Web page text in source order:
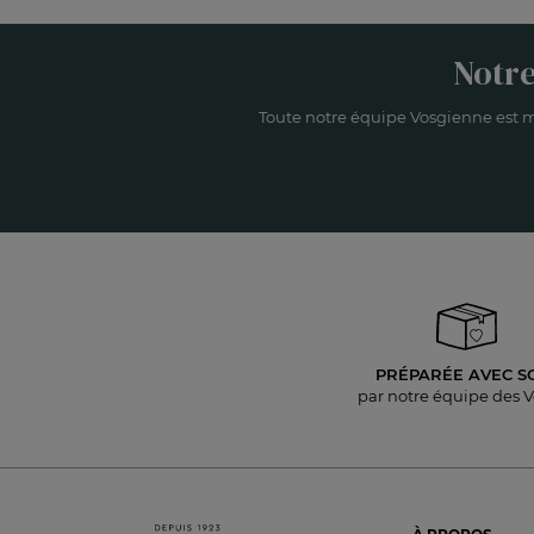
Toute notre équipe Vosgienne est
PRÉPARÉE AVEC
par notre équipe des